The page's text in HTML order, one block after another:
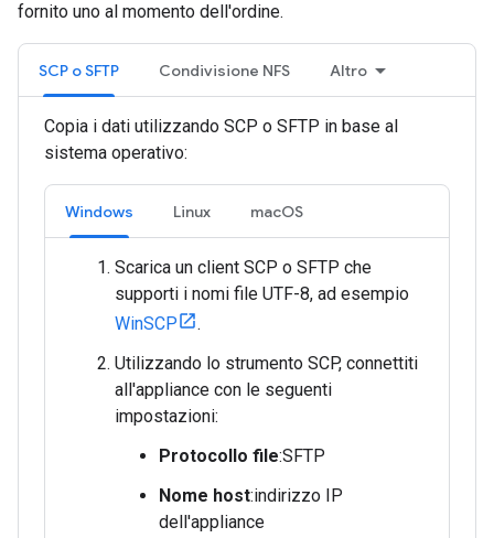
fornito uno al momento dell'ordine.
SCP o SFTP Condivisione NFS Altro
Copia i dati utilizzando SCP o SFTP in base al
sistema operativo:
Windows Linux macOS
Scarica un client SCP o SFTP che
supporti i nomi file UTF-8, ad esempio
WinSCP
.
Utilizzando lo strumento SCP, connettiti
all'appliance con le seguenti
impostazioni:
Protocollo file:SFTP
Nome host:indirizzo IP
dell'appliance